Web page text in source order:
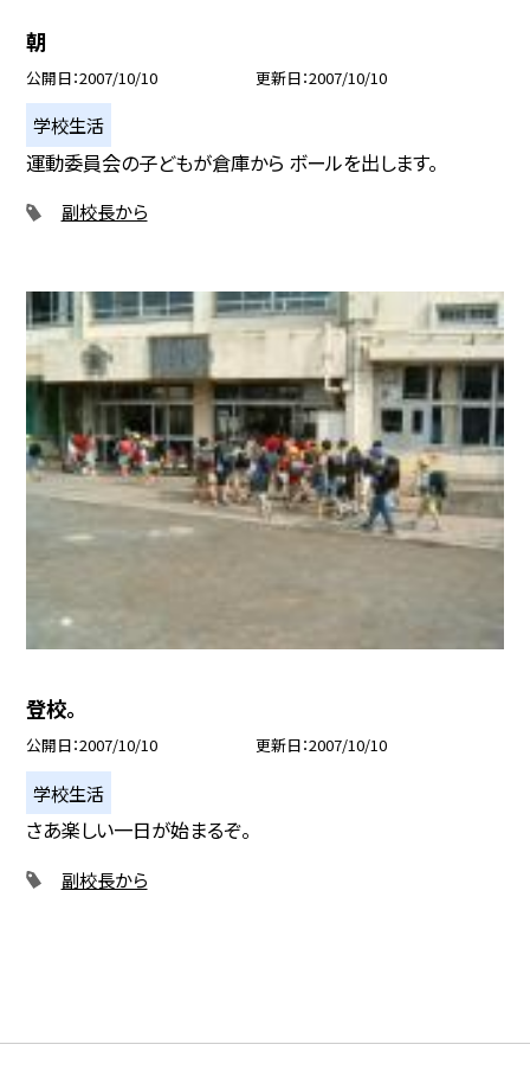
朝
公開日 2007/10/10 更新日 2007/10/10
学校生活
運動委員会の子どもが倉庫から ボールを出します。
副校長から
登校。
公開日 2007/10/10 更新日 2007/10/10
学校生活
さあ楽しい一日が始まるぞ。
副校長から